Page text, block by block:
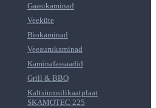
Gaasikaminad
Veeküte
Biokaminad
Veeaurukaminad
Kaminafassaadid
Grill & BBQ
Kaltsiumsilikaatplaat
SKAMOTEC 225